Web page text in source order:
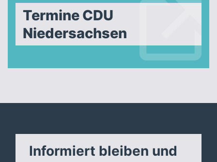
Termine CDU
Niedersachsen
Informiert bleiben und